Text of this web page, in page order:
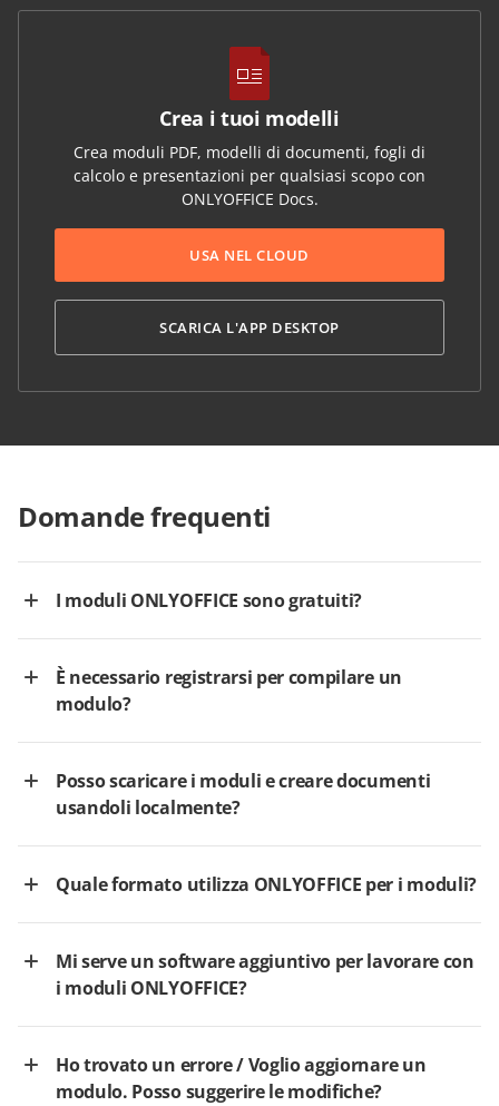
Crea i tuoi modelli
Crea moduli PDF, modelli di documenti, fogli di
calcolo e presentazioni per qualsiasi scopo con
ONLYOFFICE Docs.
USA NEL CLOUD
SCARICA L'APP DESKTOP
Domande frequenti
I moduli ONLYOFFICE sono gratuiti?
È necessario registrarsi per compilare un
modulo?
Posso scaricare i moduli e creare documenti
usandoli localmente?
Quale formato utilizza ONLYOFFICE per i moduli?
Mi serve un software aggiuntivo per lavorare con
i moduli ONLYOFFICE?
Ho trovato un errore / Voglio aggiornare un
modulo. Posso suggerire le modifiche?